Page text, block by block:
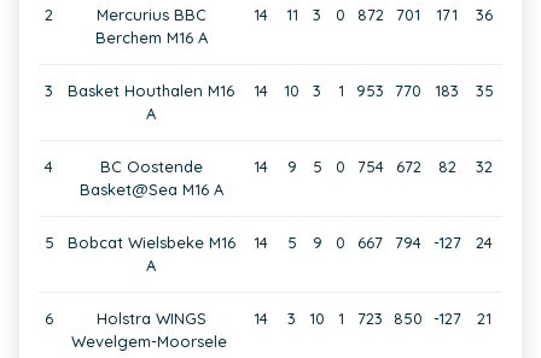
2
Mercurius BBC
Berchem M16 A
14 11 3 0 872 701 171 36
3
Basket Houthalen M16
A
14 10 3 1 953 770 183 35
4
BC Oostende
Basket@Sea M16 A
14 9 5 0 754 672 82 32
5
Bobcat Wielsbeke M16
A
14 5 9 0 667 794 -127 24
6
Holstra WINGS
Wevelgem-Moorsele
14 3 10 1 723 850 -127 21